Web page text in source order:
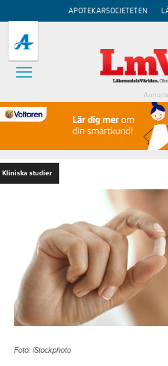
APOTEKARSOCIETETEN
Annons
Kliniska studier
Foto: iStockphoto